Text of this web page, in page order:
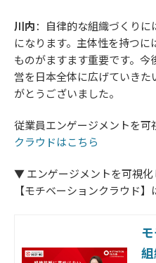
川内：自律的な組織づくり
になります。主体性を持つに
ものがますます重要です。
営を日本全体に広げていきた
がとうございました。
従業員エンゲージメントを可
クラウドはこちら
▼ エンゲージメントを可視
【モチベーションクラウド】